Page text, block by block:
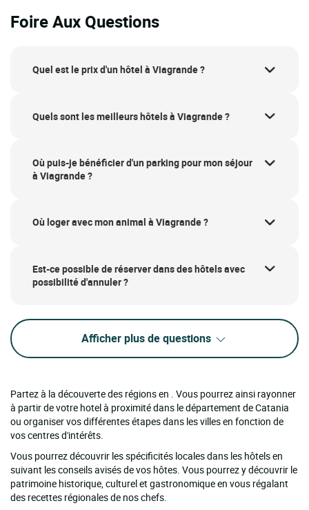
Foire Aux Questions
Quel est le prix d'un hôtel à Viagrande ?
Quels sont les meilleurs hôtels à Viagrande ?
Où puis-je bénéficier d'un parking pour mon séjour
à Viagrande ?
Où loger avec mon animal à Viagrande ?
Est-ce possible de réserver dans des hôtels avec
possibilité d'annuler ?
Afficher plus de questions
Partez à la découverte des régions en . Vous pourrez ainsi rayonner
à partir de votre hotel à proximité dans le département de Catania
ou organiser vos différentes étapes dans les villes en fonction de
vos centres d'intérêts.
Vous pourrez découvrir les spécificités locales dans les hôtels en
suivant les conseils avisés de vos hôtes. Vous pourrez y découvrir le
patrimoine historique, culturel et gastronomique en vous régalant
des recettes régionales de nos chefs.